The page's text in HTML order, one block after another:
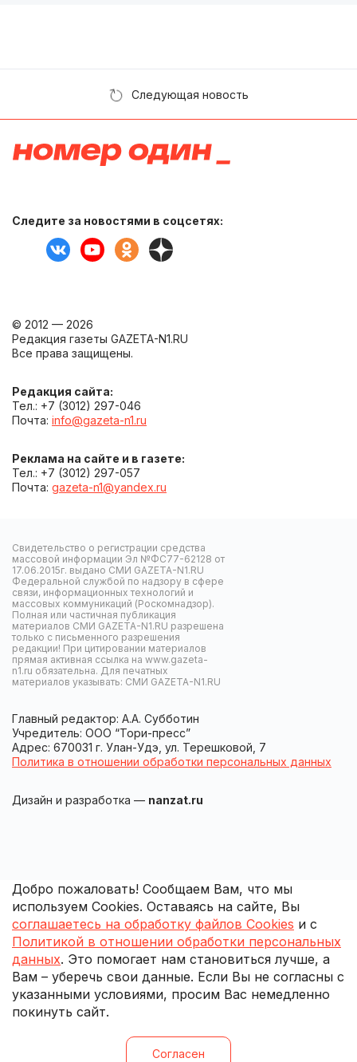
Следующая новость
Следите за новостями в соцсетях:
© 2012 — 2026
Редакция газеты GAZETA-N1.RU
Все права защищены.
Редакция сайта:
Тел.: +7 (3012) 297-046
Почта: info@gazeta-n1.ru
Реклама на сайте и в газете:
Тел.: +7 (3012) 297-057
Почта: gazeta-n1@yandex.ru
Свидетельство о регистрации средства
массовой информации Эл №ФС77-62128 от
17.06.2015г. выдано СМИ GAZETA-N1.RU
Федеральной службой по надзору в сфере
связи, информационных технологий и
массовых коммуникаций (Роскомнадзор).
Полная или частичная публикация
материалов СМИ GAZETA-N1.RU разрешена
только с письменного разрешения
редакции! При цитировании материалов
прямая активная ссылка на www.gazeta-
n1.ru обязательна. Для печатных
материалов указывать: СМИ GAZETA-N1.RU
Главный редактор: А.А. Субботин
Учредитель: ООО “Тори-пресс”
Адрес: 670031 г. Улан-Удэ, ул. Терешковой, 7
Политика в отношении обработки персональных данных
Дизайн и разработка — nanzat.ru
Добро пожаловать! Сообщаем Вам, что мы
используем Cookies. Оставаясь на сайте, Вы
соглашаетесь на обработку файлов Cookies и с
Политикой в отношении обработки персональных
данных. Это помогает нам становиться лучше, а
Вам – уберечь свои данные. Если Вы не согласны с
указанными условиями, просим Вас немедленно
покинуть сайт.
Согласен